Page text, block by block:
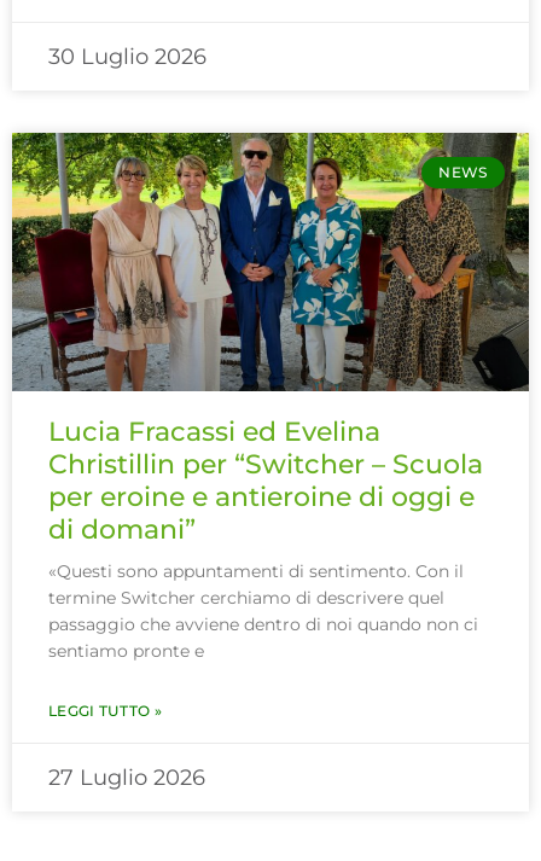
30 Luglio 2026
NEWS
Lucia Fracassi ed Evelina
Christillin per “Switcher – Scuola
per eroine e antieroine di oggi e
di domani”
«Questi sono appuntamenti di sentimento. Con il
termine Switcher cerchiamo di descrivere quel
passaggio che avviene dentro di noi quando non ci
sentiamo pronte e
LEGGI TUTTO »
27 Luglio 2026